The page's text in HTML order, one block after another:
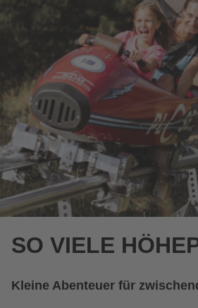
SO VIELE
Kleine Abenteuer für